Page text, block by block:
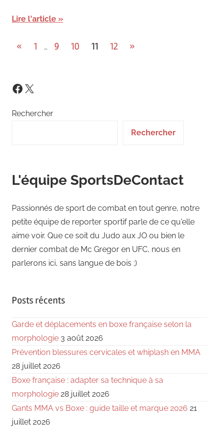
Lire l'article
Pagination
publications
« Previous
1 … 9 10 11 12
Next
»
Facebook
X
Rechercher
Rechercher
L'équipe SportsDeContact
Passionnés de sport de combat en tout genre, notre
petite équipe de reporter sportif parle de ce qu'elle
aime voir. Que ce soit du Judo aux JO ou bien le
dernier combat de Mc Gregor en UFC, nous en
parlerons ici, sans langue de bois ;)
Posts récents
Garde et déplacements en boxe française selon la
morphologie 3 août 2026
Prévention blessures cervicales et whiplash en MMA
28 juillet 2026
Boxe française : adapter sa technique à sa
morphologie 28 juillet 2026
Gants MMA vs Boxe : guide taille et marque 2026 21
juillet 2026